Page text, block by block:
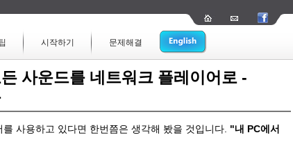
시작하기 문제해결
사운드를 네트워크 플레이어로 -
사용하고 있다면 한번쯤은 생각해 봤을 것입니다. "내 PC에서